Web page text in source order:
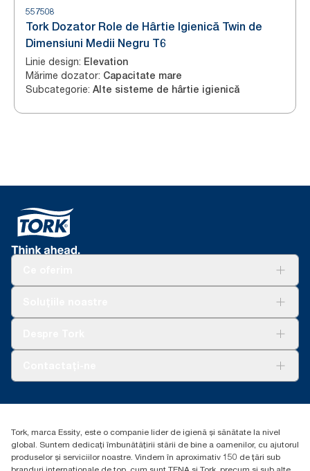
557508
Tork Dozator Role de Hârtie Igienică Twin de
Dimensiuni Medii Negru T6
Linie design: Elevation
Mărime dozator: Capacitate mare
Subcategorie: Alte sisteme de hârtie igienică
Essity Hungary Kft. Professional Hygiene
Budakeszi út 51.
Tork, marca Essity, este o companie lider de igienă și sănătate la nivel
global. Suntem dedicați îmbunătățirii stării de bine a oamenilor, cu ajutorul
produselor și serviciilor noastre. Vindem în aproximativ 150 de țări sub